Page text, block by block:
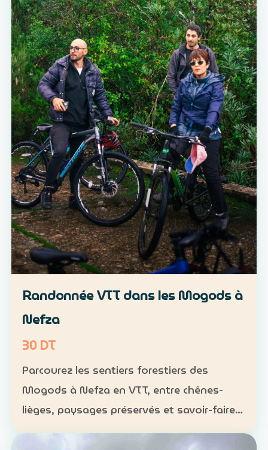
Randonnée VTT dans les Mogods à
Nefza
30 DT
Parcourez les sentiers forestiers des
Mogods à Nefza en VTT, entre chênes-
lièges, paysages préservés et savoir-faire
local. VTT : 1 h à 1 h 30, niveau